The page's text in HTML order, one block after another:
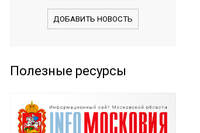
ДОБАВИТЬ НОВОСТЬ
Полезные ресурсы